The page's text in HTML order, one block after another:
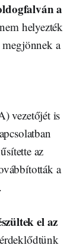
a
helyezték
megjönnek a
vezetőjét is
az
a
el az